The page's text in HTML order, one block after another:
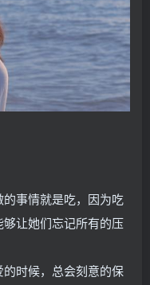
事情就是吃，因为吃
让她们忘记所有的压
时候，总会刻意的保